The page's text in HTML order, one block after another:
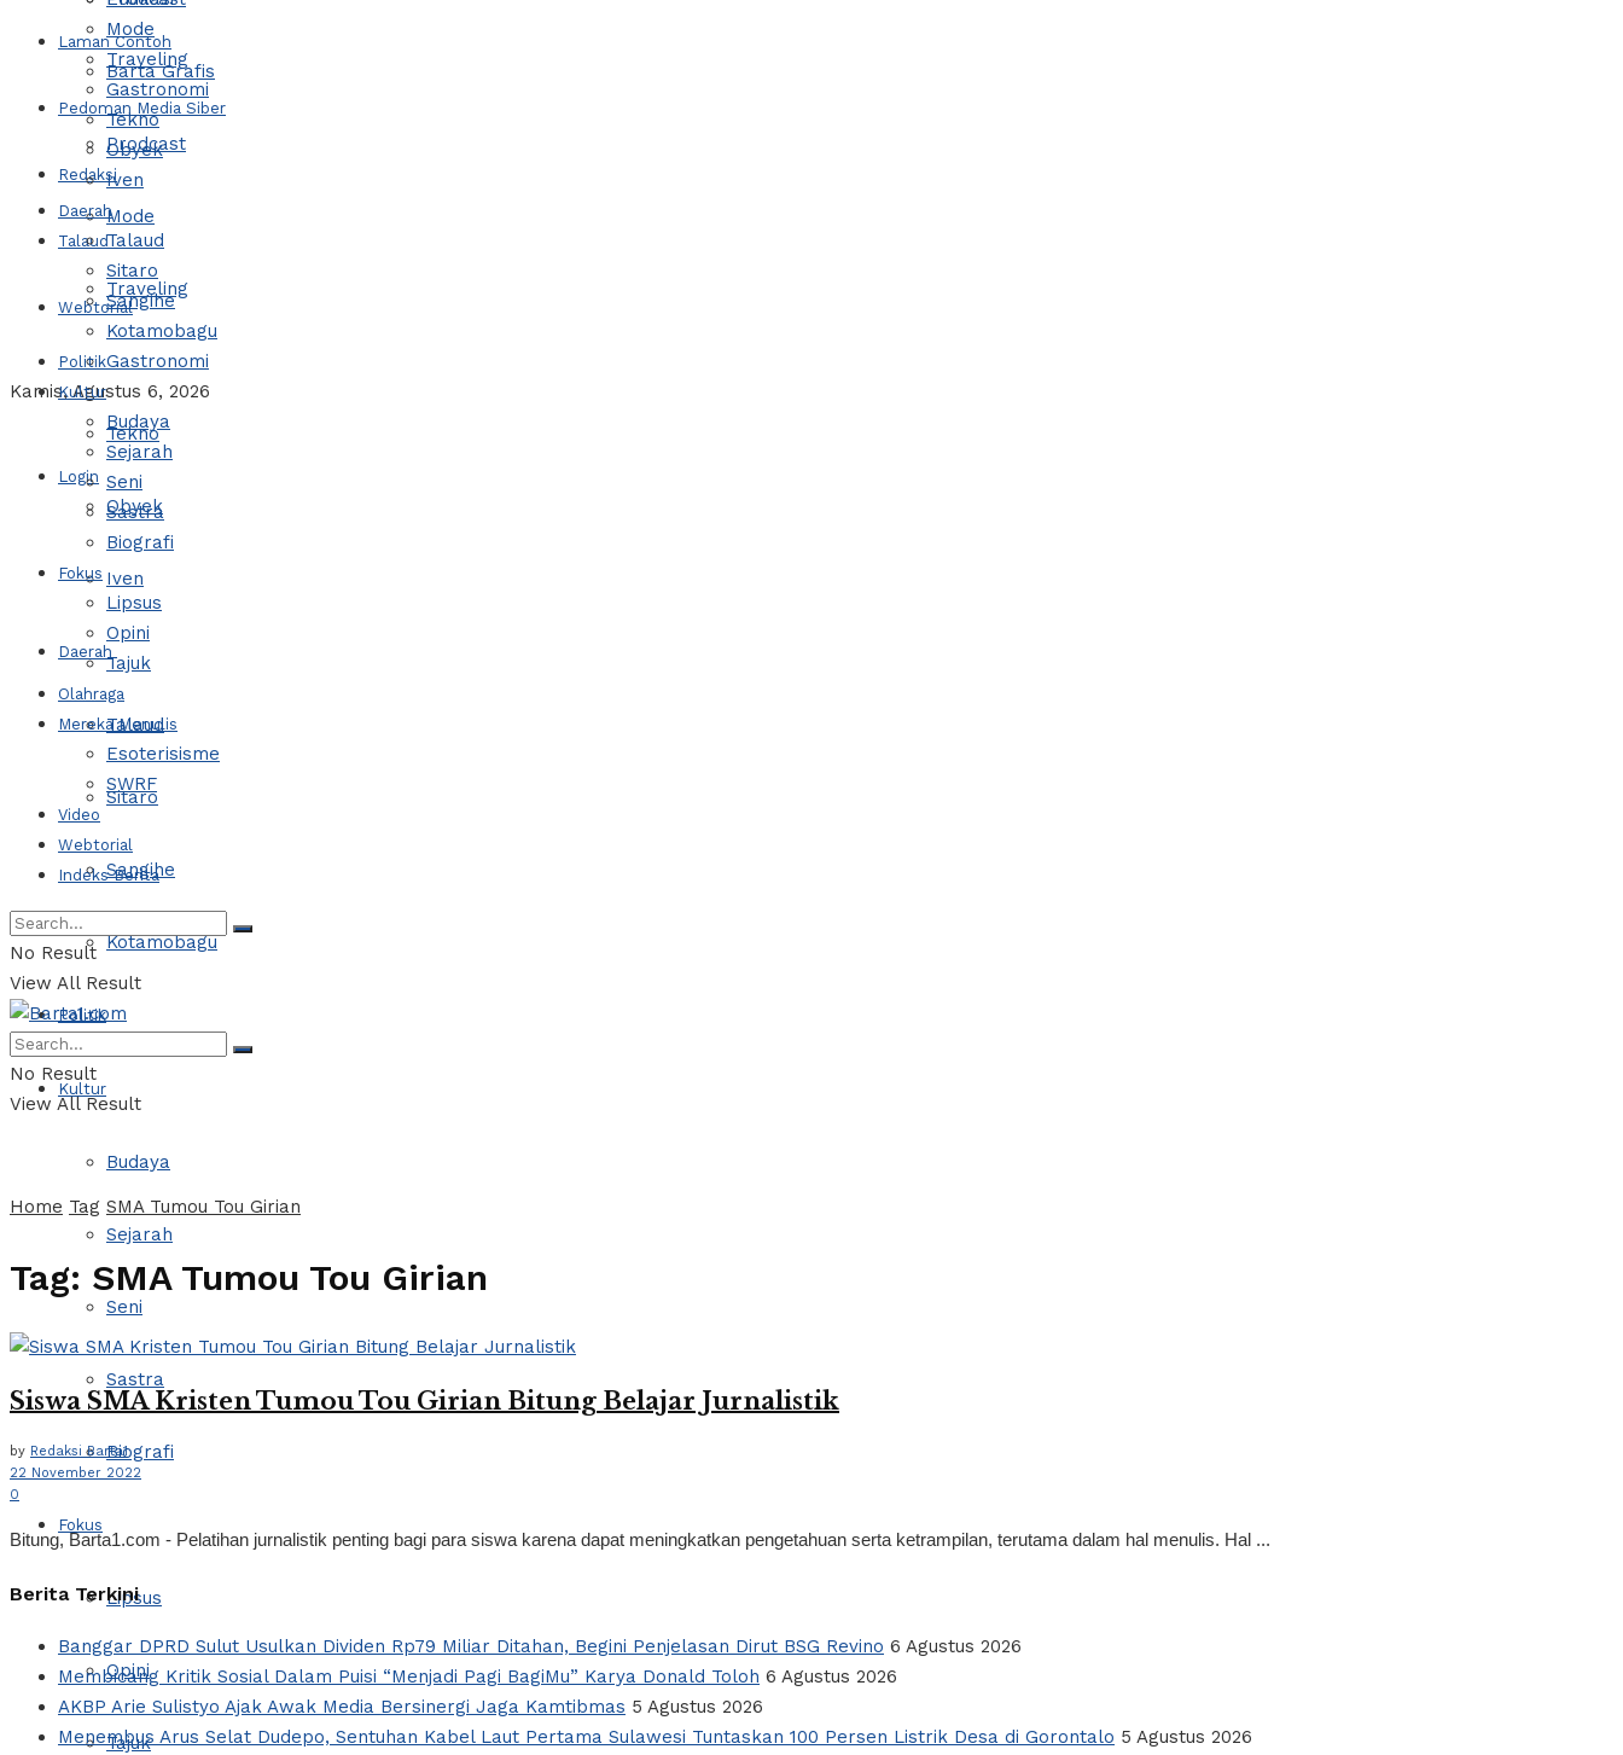
Laman Contoh
Pedoman Media Siber
Redaksi
Talaud
Webtorial
Kamis, Agustus 6, 2026
Login
Barta Grafis
Prodcast
Mode
Traveling
Gastronomi
Tekno
Obyek
Iven
Daerah
Talaud
Sitaro
Sangihe
Kotamobagu
Politik
Kultur
Budaya
Sejarah
Seni
Sastra
Biografi
Fokus
Lipsus
Opini
Tajuk
Mode
Traveling
Gastronomi
Tekno
Obyek
Iven
Daerah
Talaud
Sitaro
Sangihe
Kotamobagu
Politik
Kultur
Budaya
Sejarah
Seni
Sastra
Biografi
Fokus
Lipsus
Opini
Tajuk
Olahraga
Mereka Menulis
Esoterisisme
SWRF
Video
Webtorial
Indeks Berita
No Result
View All Result
No Result
View All Result
Home Tag SMA Tumou Tou Girian
Tag: SMA Tumou Tou Girian
Siswa SMA Kristen Tumou Tou Girian Bitung Belajar Jurnalistik
by Redaksi Barta1
22 November 2022
0
Bitung, Barta1.com - Pelatihan jurnalistik penting bagi para siswa karena dapat meningkatkan pengetahuan serta ketrampilan, terutama dalam hal menulis. Hal ...
Berita Terkini
Banggar DPRD Sulut Usulkan Dividen Rp79 Miliar Ditahan, Begini Penjelasan Dirut BSG Revino 6 Agustus 2026
Membicang Kritik Sosial Dalam Puisi “Menjadi Pagi BagiMu” Karya Donald Toloh 6 Agustus 2026
AKBP Arie Sulistyo Ajak Awak Media Bersinergi Jaga Kamtibmas 5 Agustus 2026
Menembus Arus Selat Dudepo, Sentuhan Kabel Laut Pertama Sulawesi Tuntaskan 100 Persen Listrik Desa di Gorontalo 5 Agustus 2026